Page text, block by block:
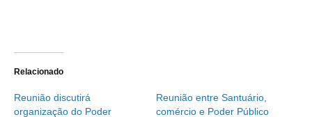
Relacionado
Reunião discutirá
organização do Poder
Reunião entre Santuário,
comércio e Poder Público